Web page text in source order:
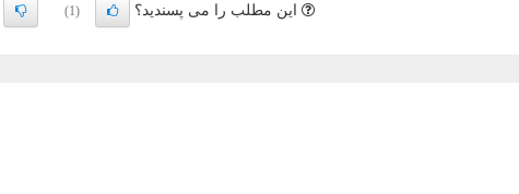
این مطلب را می پسندید؟ (1)